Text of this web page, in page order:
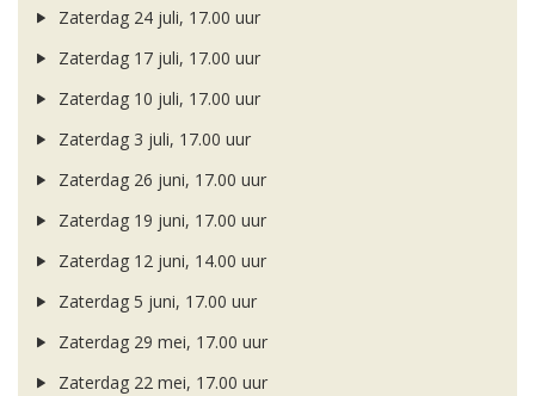
Zaterdag 24 juli, 17.00 uur
Zaterdag 17 juli, 17.00 uur
Zaterdag 10 juli, 17.00 uur
Zaterdag 3 juli, 17.00 uur
Zaterdag 26 juni, 17.00 uur
Zaterdag 19 juni, 17.00 uur
Zaterdag 12 juni, 14.00 uur
Zaterdag 5 juni, 17.00 uur
Zaterdag 29 mei, 17.00 uur
Zaterdag 22 mei, 17.00 uur